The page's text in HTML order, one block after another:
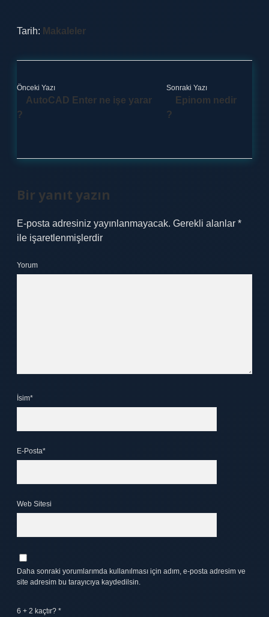
Tarih: Makaleler
Önceki Yazı
AutoCAD Enter ne işe yarar
?
Sonraki Yazı
Epinom nedir
?
Bir yanıt yazın
E-posta adresiniz yayınlanmayacak. Gerekli alanlar *
ile işaretlenmişlerdir
Yorum
İsim*
E-Posta*
Web Sitesi
Daha sonraki yorumlarımda kullanılması için adım, e-posta adresim ve
site adresim bu tarayıcıya kaydedilsin.
6 + 2 kaçtır? *